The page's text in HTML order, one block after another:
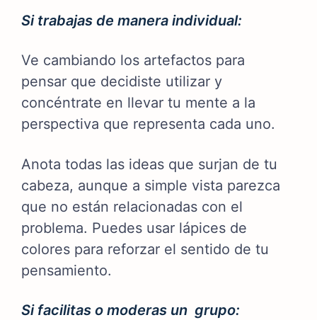
Si trabajas de manera individual:
Ve cambiando los artefactos para
pensar que decidiste utilizar y
concéntrate en llevar tu mente a la
perspectiva que representa cada uno.
Anota todas las ideas que surjan de tu
cabeza, aunque a simple vista parezca
que no están relacionadas con el
problema. Puedes usar lápices de
colores para reforzar el sentido de tu
pensamiento.
Si facilitas o moderas un grupo: